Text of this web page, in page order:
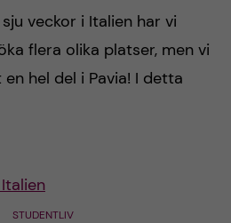
veckor i Italien har vi
flera olika platser, men vi
hel del i Pavia! I detta
STUDENTLIV